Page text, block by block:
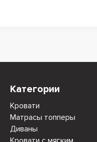
Категории
Кровати
Матрасы топперы
Диваны